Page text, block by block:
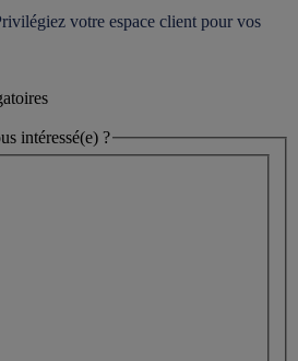
votre espace client pour vos
intéressé(e) ?